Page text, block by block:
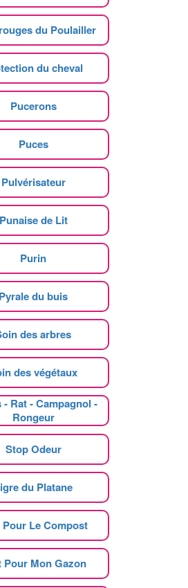
du Poulailler
du cheval
Pucerons
Puces
Pulvérisateur
Punaise de Lit
Purin
Pyrale du buis
des arbres
des végétaux
Rat - Campagnol -
Rongeur
Stop Odeur
du Platane
Pour Le Compost
Pour Mon Gazon